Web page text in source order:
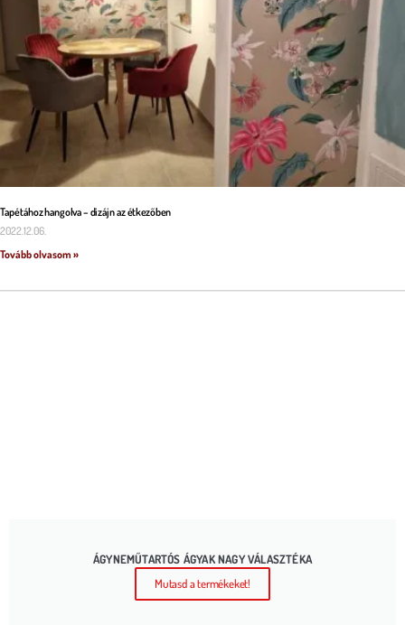
Tapétához hangolva – dizájn az étkezőben
2022.12.06.
Tovább olvasom »
ÁGYNEMŰTARTÓS ÁGYAK NAGY VÁLASZTÉKA
Mutasd a termékeket!